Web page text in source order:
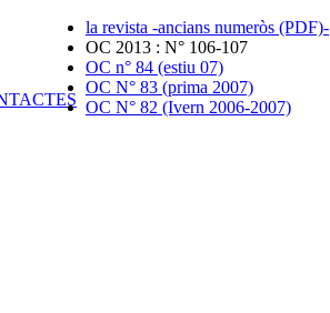
la revista -ancians numeròs (PDF)-
OC 2013 : N° 106-107
OC n° 84 (estiu 07)
OC N° 83 (prima 2007)
OC N° 82 (Ivern 2006-2007)